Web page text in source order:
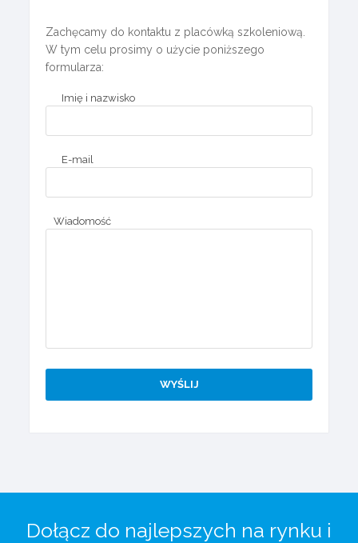
Zachęcamy do kontaktu z placówką szkoleniową.
W tym celu prosimy o użycie poniższego
formularza:
Imię i nazwisko
E-mail
Wiadomość
Dołącz do najlepszych na rynku i